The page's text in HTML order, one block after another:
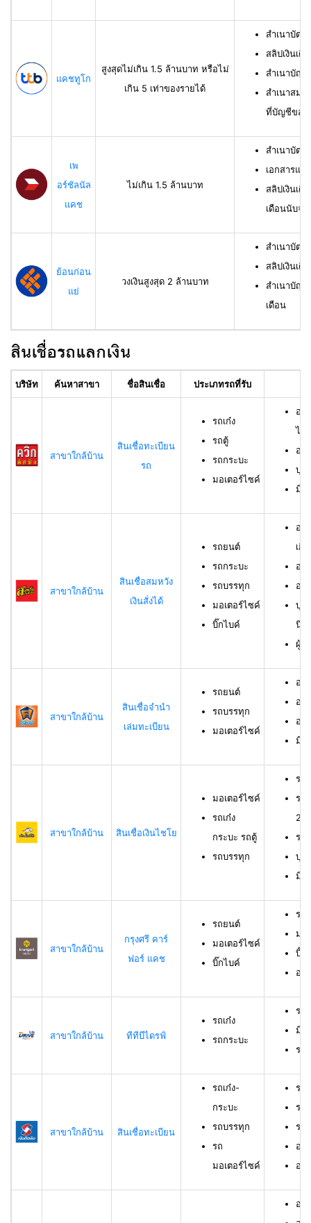
แคชทูโก
สูงสุดไม่เกิน 1.5 ล้านบาท หรือไม่
เกิน 5 เท่าของรายได้
สำเนาบัตร
สลิปเงินเดื
สำเนาบัญ
สำเนาสมุด
ที่บัญชีของ
เพ
อร์ชัลนัล
แคช
ไม่เกิน 1.5 ล้านบาท
สำเนาบัตร
เอกสารแส
สลิปเงินเ
เดือนนับจ
ย้อนก่อน
แย่
วงเงินสูงสุด 2 ล้านบาท
สำเนาบัต
สลิปเงินเดื
สำเนาบัญชี
เดือน
สินเชื่อรถแลกเงิน
บริษัท ค้นหาสาขา ชื่อสินเชื่อ ประเภทรถที่รับ
สาขาใกล้บ้าน
สินเชื่อทะเบียน
รถ
รถเก๋ง
รถตู้
รถกระบะ
มอเตอร์ไซค์
อา
ไม่
อา
บุค
มีชื่
สาขาใกล้บ้าน
สินเชื่อสมหวัง
เงินสั่งได้
รถยนต์
รถกระบะ
รถบรรทุก
มอเตอร์ไซค์
บิ๊กไบค์
อา
เกิ
อา
อา
บุค
นิติ
ผู้กู้
สาขาใกล้บ้าน
สินเชื่อจำนำ
เล่มทะเบียน
รถยนต์
รถบรรทุก
มอเตอร์ไซค์
อา
อา
อา
มีชื่
สาขาใกล้บ้าน สินเชื่อเงินไชโย
มอเตอร์ไซค์
รถเก๋ง
กระบะ รถตู้
รถบรรทุก
รถ
รถ
23
รถ
บุค
มีร
สาขาใกล้บ้าน
กรุงศรี คาร์
ฟอร์ แคช
รถยนต์
มอเตอร์ไซค์
บิ๊กไบค์
รถ
มอ
บิ๊ก
อา
สาขาใกล้บ้าน ทีทีบีไดรฟ์
รถเก๋ง
รถกระบะ
รถ
มีอ
รา
สาขาใกล้บ้าน สินเชื่อทะเบียน
รถเก๋ง-
กระบะ
รถบรรทุก
รถ
มอเตอร์ไซค์
รถ
รถ
รถ
อา
อา
อา